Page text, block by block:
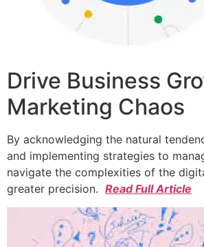
Drive Business
Marketing Chaos
By acknowledging the natural
and implementing strategies to
navigate the complexities of the
greater precision. Read Full Article